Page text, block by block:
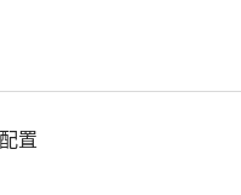
置